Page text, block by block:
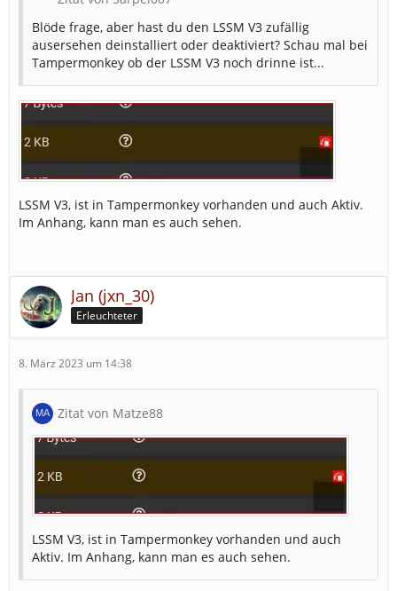
Blöde frage, aber hast du den LSSM V3 zufällig
ausersehen deinstalliert oder deaktiviert? Schau mal bei
Tampermonkey ob der LSSM V3 noch drinne ist...
LSSM V3, ist in Tampermonkey vorhanden und auch Aktiv.
Im Anhang, kann man es auch sehen.
Jan (jxn_30)
Erleuchteter
8. März 2023 um 14:38
Zitat von Matze88
LSSM V3, ist in Tampermonkey vorhanden und auch
Aktiv. Im Anhang, kann man es auch sehen.